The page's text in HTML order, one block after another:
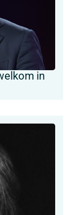
in